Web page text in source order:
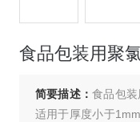
食品包装用聚
简要描述：食品包
适用于厚度小于